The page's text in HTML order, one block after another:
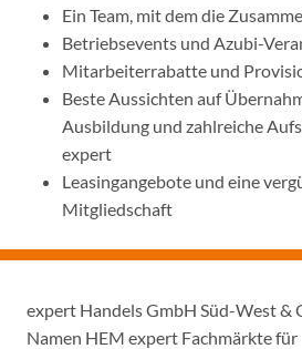
Ein Team, mit dem die
Betriebsevents und Azubi-
Mitarbeiterrabatte und
Beste Aussichten auf
Ausbildung und zahlreiche
expert
Leasingangebote und eine
Mitgliedschaft
expert Handels GmbH Süd-West &
Namen HEM expert Fachmärkte für